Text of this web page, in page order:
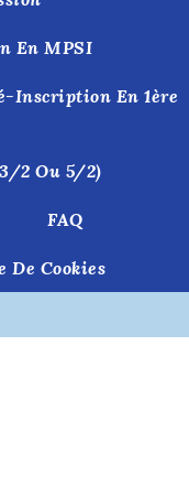
En MPSI
Inscription En 1ère
2 Ou 5/2)
FAQ
De Cookies